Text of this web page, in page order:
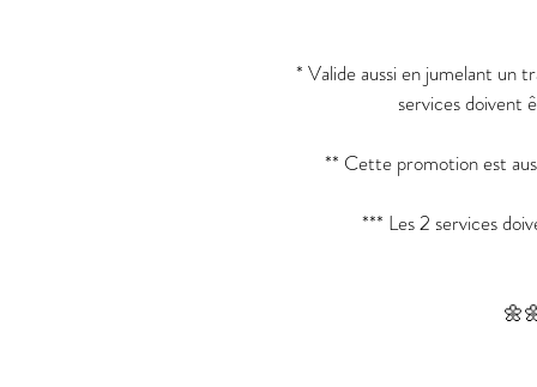
* Valide aussi en jumelant un
services doivent
** Cette promotion est
*** Les 2 services